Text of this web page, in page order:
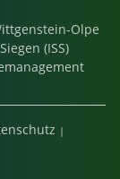
Olpe
(ISS)